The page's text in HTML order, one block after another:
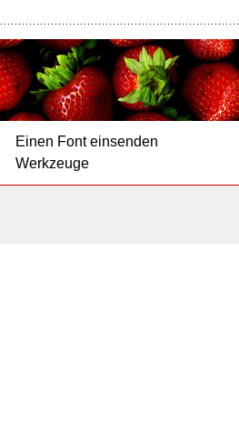
Einen Font einsenden
Werkzeuge